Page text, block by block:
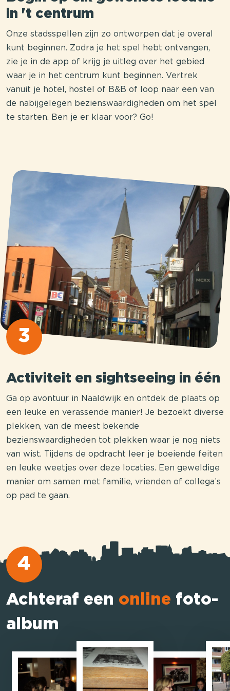
in 't centrum
Onze stadsspellen zijn zo ontworpen dat je overal
kunt beginnen. Zodra je het spel hebt ontvangen,
zie je in de app of krijg je uitleg over het gebied
waar je in het centrum kunt beginnen. Vertrek
vanuit je hotel, hostel of B&B of loop naar een van
de nabijgelegen bezienswaardigheden om het spel
te starten. Ben je er klaar voor? Go!
3
Activiteit en sightseeing in één
Ga op avontuur in Naaldwijk en ontdek de plaats op
een leuke en verassende manier! Je bezoekt diverse
plekken, van de meest bekende
bezienswaardigheden tot plekken waar je nog niets
van wist. Tijdens de opdracht leer je boeiende feiten
en leuke weetjes over deze locaties. Een geweldige
manier om samen met familie, vrienden of collega’s
op pad te gaan.
4
Achteraf een online foto-
album